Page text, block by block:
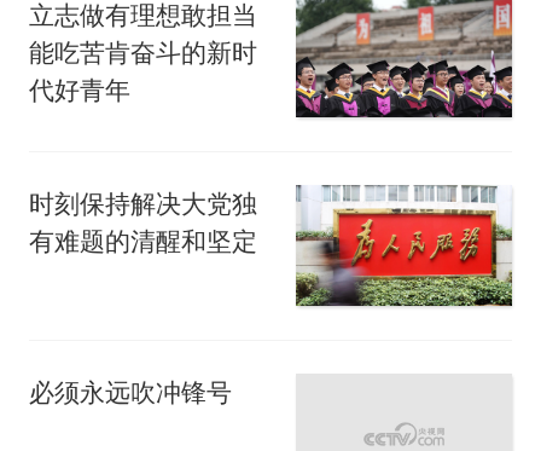
立志做有理想敢担当
能吃苦肯奋斗的新时
代好青年
时刻保持解决大党独
有难题的清醒和坚定
必须永远吹冲锋号